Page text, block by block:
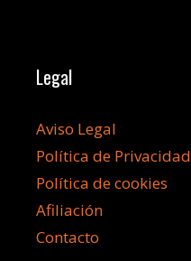
Legal
Aviso Legal
Política de Privacidad
Política de cookies
Afiliación
Contacto